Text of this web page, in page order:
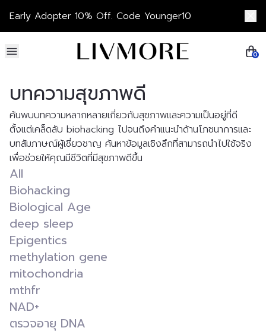
Early Adopter 10% Off. Code Younger10
0
บทความสุขภาพดี
ค้นพบบทความหลากหลายเกี่ยวกับสุขภาพและความเป็นอยู่ที่ดี
ตั้งแต่เคล็ดลับ biohacking ไปจนถึงคำแนะนำด้านโภชนาการและ
บทสัมภาษณ์ผู้เชี่ยวชาญ ค้นหาข้อมูลเชิงลึกที่สามารถนำไปใช้จริง
เพื่อช่วยให้คุณมีชีวิตที่มีสุขภาพดีขึ้น
All
Biohacking
Biological Age
deep sleep
Epigentics
methylation gene
mitochondria
mthfr
NAD+
ตรวจอายุ DNA